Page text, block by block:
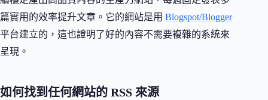
篇實用的效率提升文章。它的網站是用 Blogspot/Blogger
平台建立的，這也證明了好的內容不需要複雜的系統來
呈現。
如何找到任何網站的 RSS 來源